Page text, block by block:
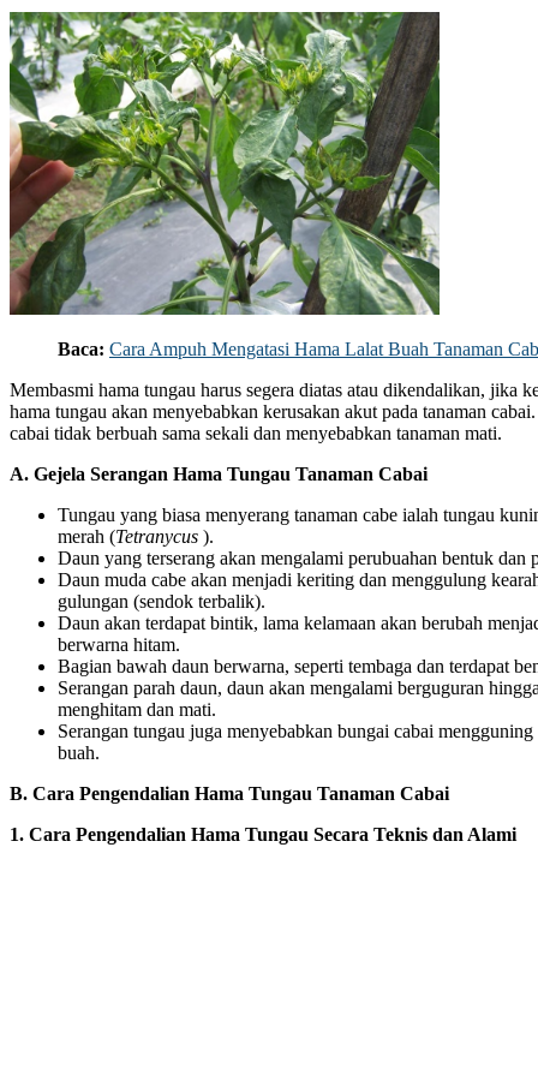
Baca: Cara Ampuh Mengatasi Hama Lalat Buah Tanaman
Membasmi hama tungau harus segera diatas atau dikendalikan, jika
hama tungau akan menyebabkan kerusakan akut pada tanaman
cabai tidak berbuah sama sekali dan menyebabkan tanaman mati.
A. Gejela Serangan Hama Tungau Tanaman Cabai
Tungau yang biasa menyerang tanaman cabe ialah tungau
merah (Tetranycus ).
Daun yang terserang akan mengalami perubuahan bentuk dan
Daun muda cabe akan menjadi keriting dan menggulung
gulungan (sendok terbalik).
Daun akan terdapat bintik, lama kelamaan akan berubah
berwarna hitam.
Bagian bawah daun berwarna, seperti tembaga dan terdapat
Serangan parah daun, daun akan mengalami berguguran
menghitam dan mati.
Serangan tungau juga menyebabkan bungai cabai
buah.
B. Cara Pengendalian Hama Tungau Tanaman Cabai
1. Cara Pengendalian Hama Tungau Secara Teknis dan Alami